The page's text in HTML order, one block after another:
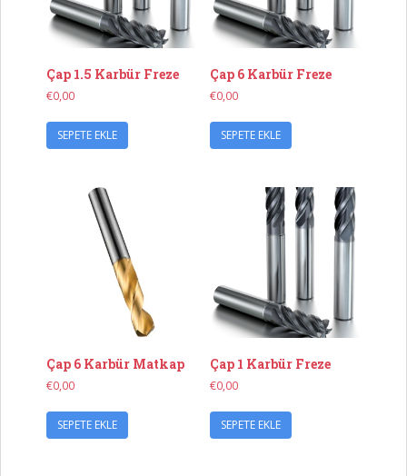
Çap 1.5 Karbür Freze
€0,00
SEPETE EKLE
Çap 6 Karbür Freze
€0,00
SEPETE EKLE
Çap 6 Karbür Matkap
€0,00
SEPETE EKLE
Çap 1 Karbür Freze
€0,00
SEPETE EKLE